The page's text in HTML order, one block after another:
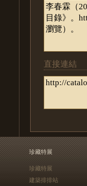
直接連結
珍藏特展
珍藏特展
建築排排站